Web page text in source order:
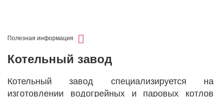
Полезная информация
Котельный завод
Котельный завод специализируется на
изготовлении водогрейных и паровых котлов